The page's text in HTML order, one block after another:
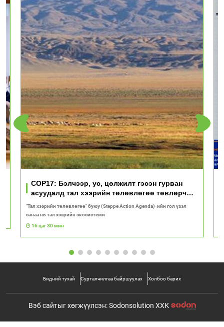
COP17: Бэлчээр, ус, цөлжилт гэсэн гурван
асуудалд тал хээрийн төлөвлөгөө төвлөрч
байна
"Тал хээрийн төлөвлөгөө" буюу (Steppe Action Agenda)-ийн гол үзэл
санаа нь тал хээрийн экосистеми
16 цаг 30 мин
Бидний тухай Сурталчилгаа байршуулах Холбоо барих
Вэб сайтыг хөгжүүлсэн: Sodonsolution ХХК